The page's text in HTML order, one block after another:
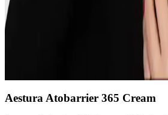
Jennifer Myers ve Retinol ile
Kullanımında Bilgilendirici
Jennifer Myers, retinol ve tretinoin
anlatımıyla kapsamlı bilgiler sunar.
yaşlanma karşıtı etkileri detaylandırır.
Aestura Atobarrier 365 Cream